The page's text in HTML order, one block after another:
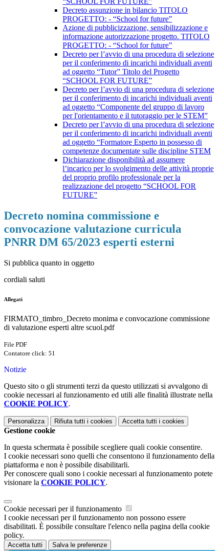
Decreto assunzione in bilancio TITOLO
PROGETTO: - “School for future”
Azione di pubblicizzazione, sensibilizzazione e
informazione autorizzazione progetto. TITOLO
PROGETTO: - “School for future”
Decreto per l’avvio di una procedura di selezione
per il conferimento di incarichi individuali aventi
ad oggetto “Tutor” Titolo del Progetto
“SCHOOL FOR FUTURE”
Decreto per l’avvio di una procedura di selezione
per il conferimento di incarichi individuali aventi
ad oggetto “Componente del gruppo di lavoro
per l'orientamento e il tutoraggio per le STEM”
Decreto per l’avvio di una procedura di selezione
per il conferimento di incarichi individuali aventi
ad oggetto “Formatore Esperto in possesso di
competenze documentate sulle discipline STEM
Dichiarazione disponibilità ad assumere
l’incarico per lo svolgimento delle attività proprie
del proprio profilo professionale per la
realizzazione del progetto “SCHOOL FOR
FUTURE”
Decreto nomina commissione e
convocazione valutazione curricula
PNRR DM 65/2023 esperti esterni
Si pubblica quanto in oggetto
cordiali saluti
Allegati
FIRMATO_timbro_Decreto monima e convocazione commissione
di valutazione esperti altre scuol.pdf
File PDF
Contatore click: 51
Notizie
Questo sito o gli strumenti terzi da questo utilizzati si avvalgono di
cookie necessari al funzionamento ed utili alle finalità illustrate nella
COOKIE POLICY.
Personalizza Rifiuta tutti i cookies Accetta tutti i cookies
Gestione cookie
In questa schermata è possibile scegliere quali cookie consentire.
I cookie necessari sono quelli che consentono il funzionamento della
piattaforma e non è possibile disabilitarli.
Per conoscere quali sono i cookie necessari al funzionamento potete
visionare la COOKIE POLICY.
Cookie necessari per il funzionamento
I cookie necessari per il funzionamento non possono essere
disabilitati. È possibile consultare l'elenco nella pagina della cookie
policy.
Accetta tutti Salva le preferenze